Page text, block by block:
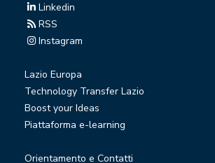
Linkedin
RSS
Instagram
Lazio Europa
Technology Transfer Lazio
Boost your Ideas
Piattaforma e-learning
Orientamento e Contatti